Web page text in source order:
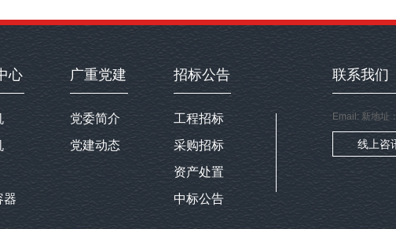
心
器
广重党建
党委简介
党建动态
招标公告
工程招标
采购招标
资产处置
中标公告
联系我们
Email: 新地址
线上咨